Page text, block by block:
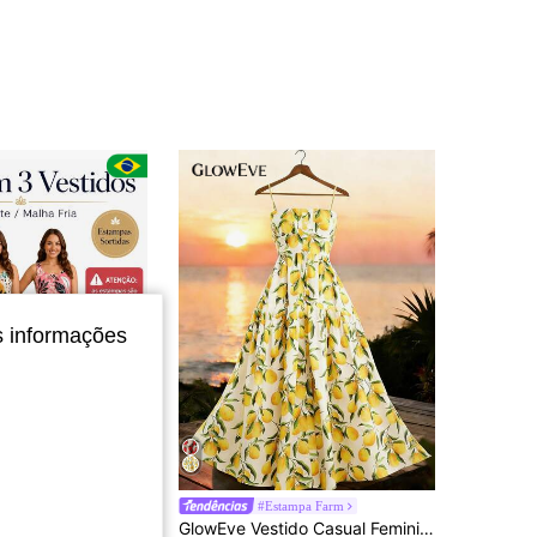
4,85 2.6K
4,85 616 2.6K
4,85 616 2.6K
#Estampa Farm
GlowEve Vestido Casual Feminino Estampa de Limão Sem Mangas para Férias
informações